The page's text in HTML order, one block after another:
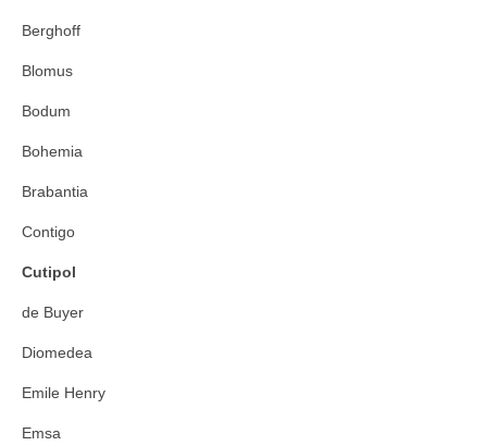
Berghoff
Blomus
Bodum
Bohemia
Brabantia
Contigo
Cutipol
de Buyer
Diomedea
Emile Henry
Emsa